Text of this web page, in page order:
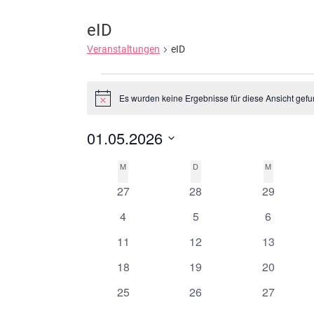
eID
Veranstaltungen eID
Veranstaltungen
HinweisEs wurden keine Ergebnisse für diese Ansicht
01.05.2026
Kalender
von
Veranstaltungen
M D M
0
27
0
28
0
29
0
4
0
5
0
6
0
11
0
12
0
13
0
18
0
19
0
20
0
25
0
26
0
27